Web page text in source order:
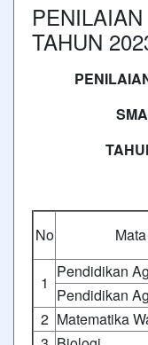
TAHUN
No
1
Pendidikan
Pendidikan
2 Matematika